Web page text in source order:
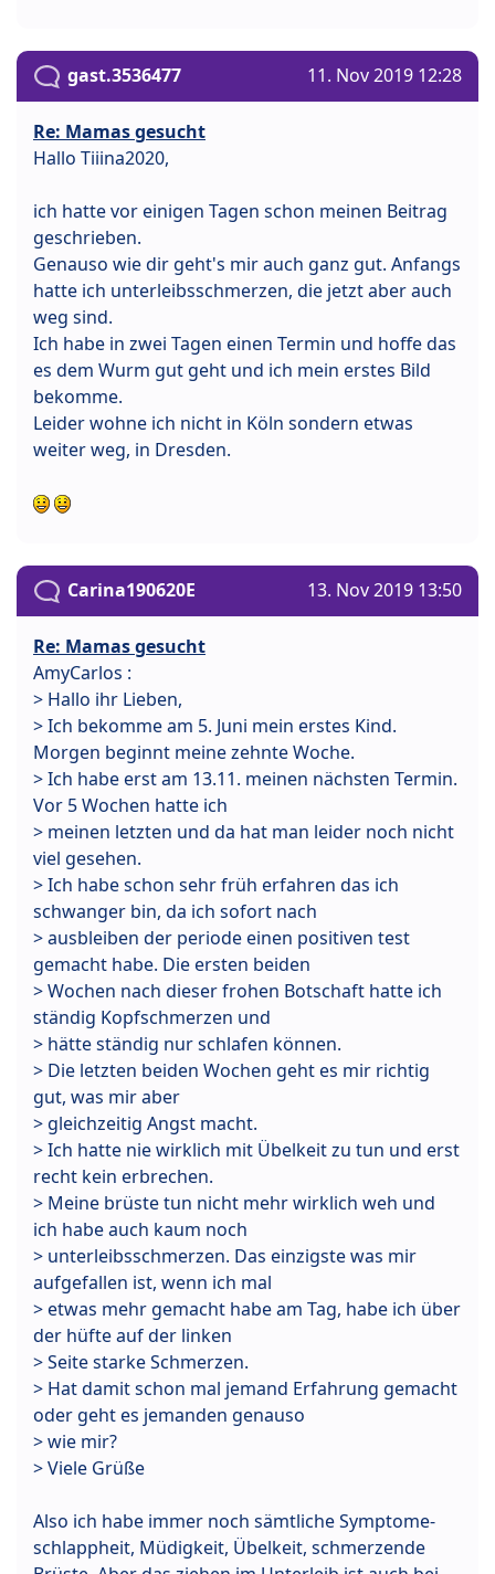
gast.3536477 11. Nov 2019 12:28
Re: Mamas gesucht
Hallo Tiiina2020,
ich hatte vor einigen Tagen schon meinen Beitrag
geschrieben.
Genauso wie dir geht's mir auch ganz gut. Anfangs
hatte ich unterleibsschmerzen, die jetzt aber auch
weg sind.
Ich habe in zwei Tagen einen Termin und hoffe das
es dem Wurm gut geht und ich mein erstes Bild
bekomme.
Leider wohne ich nicht in Köln sondern etwas
weiter weg, in Dresden.
Carina190620E 13. Nov 2019 13:50
Re: Mamas gesucht
AmyCarlos :
> Hallo ihr Lieben,
> Ich bekomme am 5. Juni mein erstes Kind.
Morgen beginnt meine zehnte Woche.
> Ich habe erst am 13.11. meinen nächsten Termin.
Vor 5 Wochen hatte ich
> meinen letzten und da hat man leider noch nicht
viel gesehen.
> Ich habe schon sehr früh erfahren das ich
schwanger bin, da ich sofort nach
> ausbleiben der periode einen positiven test
gemacht habe. Die ersten beiden
> Wochen nach dieser frohen Botschaft hatte ich
ständig Kopfschmerzen und
> hätte ständig nur schlafen können.
> Die letzten beiden Wochen geht es mir richtig
gut, was mir aber
> gleichzeitig Angst macht.
> Ich hatte nie wirklich mit Übelkeit zu tun und erst
recht kein erbrechen.
> Meine brüste tun nicht mehr wirklich weh und
ich habe auch kaum noch
> unterleibsschmerzen. Das einzigste was mir
aufgefallen ist, wenn ich mal
> etwas mehr gemacht habe am Tag, habe ich über
der hüfte auf der linken
> Seite starke Schmerzen.
> Hat damit schon mal jemand Erfahrung gemacht
oder geht es jemanden genauso
> wie mir?
> Viele Grüße
Also ich habe immer noch sämtliche Symptome-
schlappheit, Müdigkeit, Übelkeit, schmerzende